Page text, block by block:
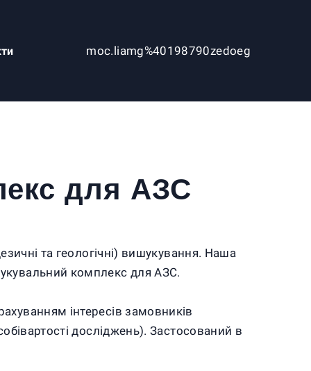
moc.liamg%40198790zedoeg
для АЗС
та геологічні) вишукування. Наша
комплекс для АЗС.
інтересів замовників
досліджень). Застосований в